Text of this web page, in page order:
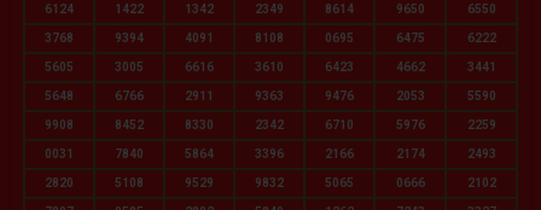
6124 1422 1342 2349 8614 9650 6550
3768 9394 4091 8108 0695 6475 6222
5605 3005 6616 3610 6423 4662 3441
5648 6766 2911 9363 9476 2053 5590
9908 8452 8330 2342 6710 5976 2259
0031 7840 5864 3396 2166 2174 2493
2820 5108 9529 9832 5065 0666 2102